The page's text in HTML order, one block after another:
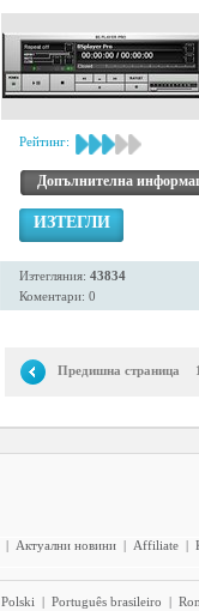
Рейтинг:
Допълнителна
ИЗТЕГЛИ
Изтегляния: 43834
Коментари: 0
Предишна страница
| Актуални новини | Affiliate |
Polski | Português brasileiro |